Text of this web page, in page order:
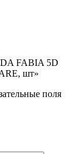
FABIA 5D
шт»
поля